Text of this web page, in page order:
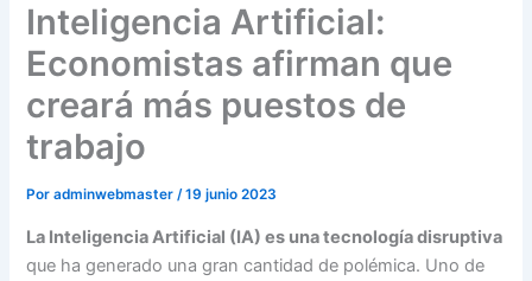
Inteligencia Artificial:
Economistas afirman que
creará más puestos de
trabajo
Poradminwebmaster/19 junio 2023
La Inteligencia Artificial (IA) es una tecnología disruptiva
que ha generado una gran cantidad de polémica. Uno de